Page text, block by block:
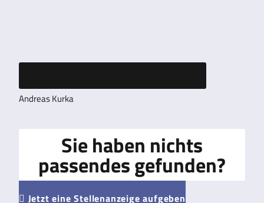
Andreas Kurka
Sie haben nichts
passendes gefunden?
 Jetzt eine Stellenanzeige aufgeben